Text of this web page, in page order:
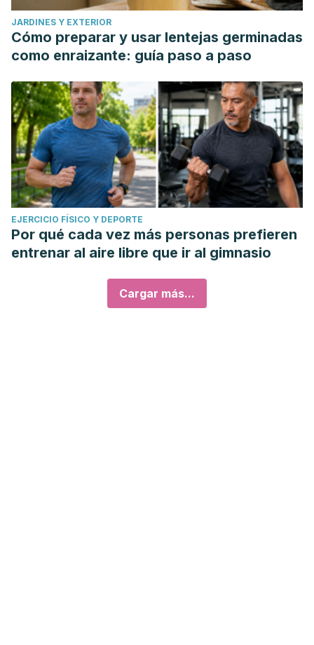
JARDINES Y EXTERIOR
Cómo preparar y usar lentejas germinadas
como enraizante: guía paso a paso
EJERCICIO FÍSICO Y DEPORTE
Por qué cada vez más personas prefieren
entrenar al aire libre que ir al gimnasio
Cargar más...